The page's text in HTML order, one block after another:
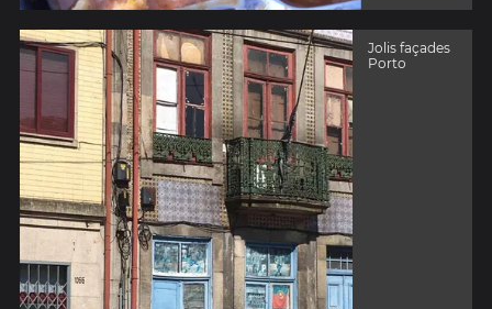
Jolis façades
Porto